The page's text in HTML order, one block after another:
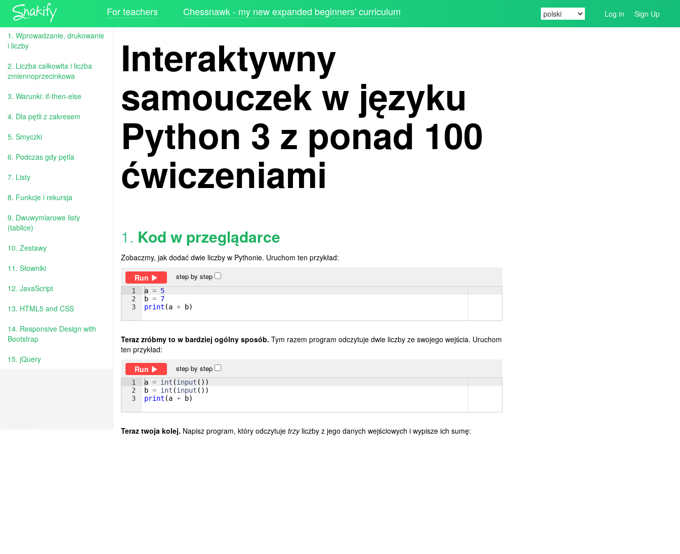
For teachers Chessnawk - my new expanded beginners' curriculum Log in Sign Up
1. Wprowadzanie, drukowanie
i liczby
2. Liczba całkowita i liczba
zmiennoprzecinkowa
3. Warunki: if-then-else
4. Dla pętli z zakresem
5. Smyczki
6. Podczas gdy pętla
7. Listy
8. Funkcje i rekursja
9. Dwuwymiarowe listy
(tablice)
10. Zestawy
11. Słowniki
12. JavaScript
13. HTML5 and CSS
14. Responsive Design with
Bootstrap
15. jQuery
Interaktywny
samouczek w języku
Python 3 z ponad 100
ćwiczeniami
1. Kod w przeglądarce
Zobaczmy, jak dodać dwie liczby w Pythonie. Uruchom ten przykład:
Run
step by step
1
2
3
a = 5
b = 7
print (a + b)
Teraz zróbmy to w bardziej ogólny sposób. Tym razem program odczytuje dwie liczby ze swojego wejścia. Uruchom
ten przykład:
Run
step by step
1
2
3
a = int (input ( ))
b = int (input ( ))
print (a + b)
Teraz twoja kolej. Napisz program, który odczytuje trzyliczby z jego danych wejściowych i wypisze ich sumę: